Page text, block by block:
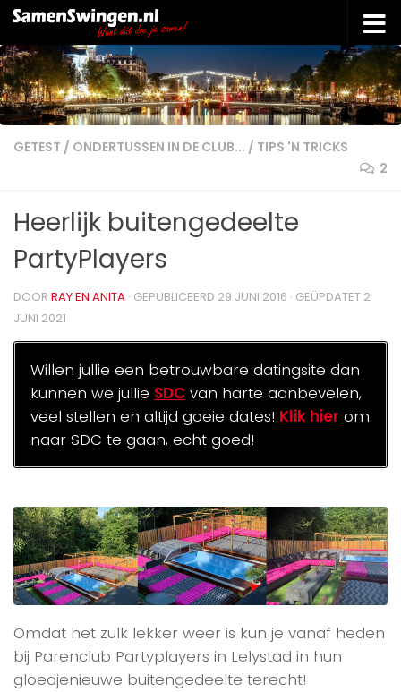
Doorgaan naar inhoud
GETEST / ONDERTUSSEN IN DE CLUB... / TIPS 'N TRICKS
2
Heerlijk buitengedeelte
PartyPlayers
DOOR RAY EN ANITA · GEPUBLICEERD 29 JUNI 2016 · GEÜPDATET 2
JUNI 2021
Willen jullie een betrouwbare datingsite dan
kunnen we jullie SDCvan harte aanbevelen,
veel stellen en altijd goeie dates! Klik hier om
naar SDC te gaan, echt goed!
Omdat het zulk lekker weer is kun je vanaf heden
bij Parenclub Partyplayers in Lelystad in hun
gloedjenieuwe buitengedeelte terecht!